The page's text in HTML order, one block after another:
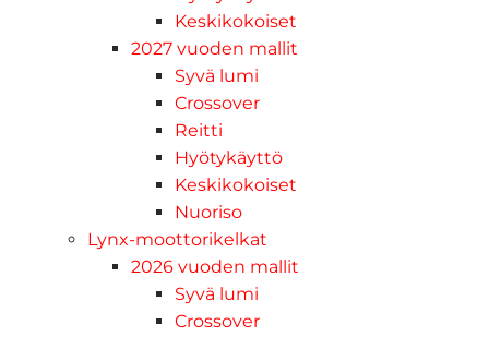
Keskikokoiset
2027 vuoden mallit
Syvä lumi
Crossover
Reitti
Hyötykäyttö
Keskikokoiset
Nuoriso
Lynx-moottorikelkat
2026 vuoden mallit
Syvä lumi
Crossover